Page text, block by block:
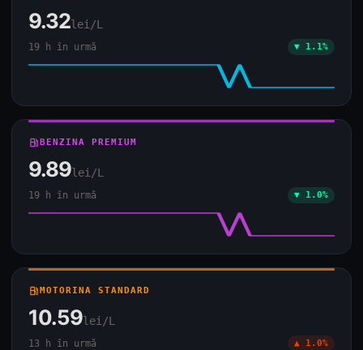
9.32lei/L
19 h în urmă ▼ 1.1%
local_gas_stationBENZINA PREMIUM
9.89lei/L
19 h în urmă ▼ 1.0%
local_gas_stationMOTORINA STANDARD
10.59lei/L
13 h în urmă ▲ 1.0%